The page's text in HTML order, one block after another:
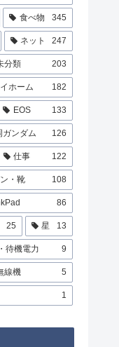
食べ物 345
ネット 247
分類 203
ホーム 182
EOS 133
ガンダム 126
仕事 122
・靴 108
86
25 星 13
待機電力 9
線機 5
1